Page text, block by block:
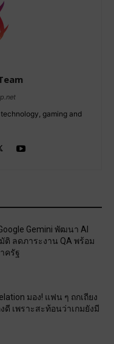
gaming and
Gemini พัฒนา AI
ติ ลดภาระงาน QA พร้อม
ครัฐ
มอง! แฟน ๆ ถกเถียง
ดี เพราะสะท้อนว่าเกมยังมี